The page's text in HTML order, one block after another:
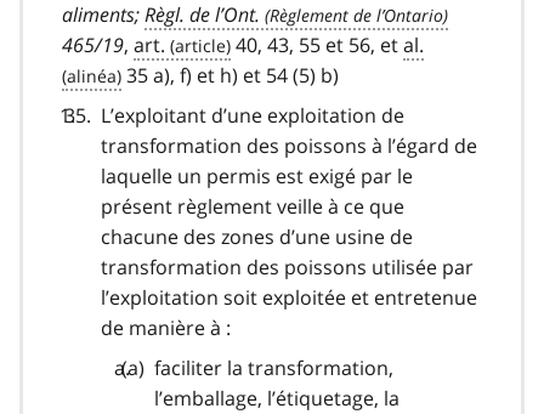
aliments;Règl. de l’Ont.
465/19, art. 40, 43, 55 et 56, etal.
35 a), f) et h) et 54 (5) b)
L’exploitant d’une exploitation de
transformation des poissons à l’égard de
laquelle un permis est exigé par le
présent règlement veille à ce que
chacune des zones d’une usine de
transformation des poissons utilisée par
l’exploitation soit exploitée et entretenue
de manière à :
faciliter la transformation,
l’emballage, l’étiquetage, la